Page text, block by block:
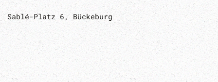
KLOSTER LOCCUM
Kloster 2, 31547 Rehburg-Loccum